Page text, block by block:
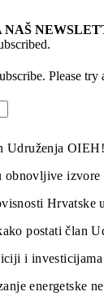
Please try
Udruženja
izvore
Hrvatske
postati član
i
energetske